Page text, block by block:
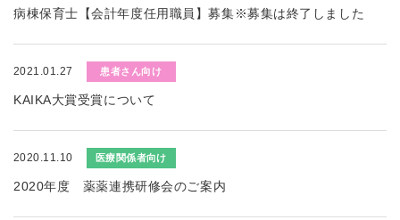
病棟保育士【会計年度任用職員】募集※募集は終了しました
2021.01.27 患者さん向け
KAIKA大賞受賞について
2020.11.10 医療関係者向け
2020年度 薬薬連携研修会のご案内